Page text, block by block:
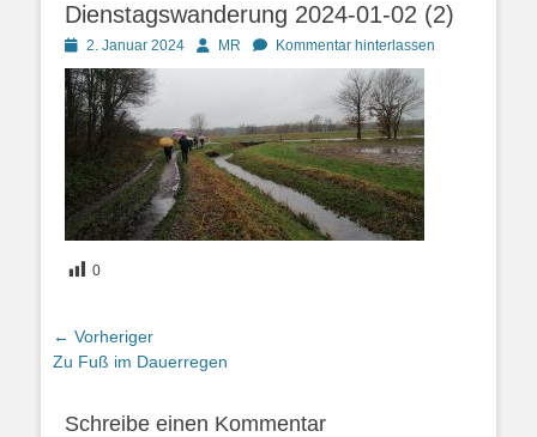
Dienstagswanderung 2024-01-02 (2)
Posted
on
2. Januar 2024 AutorMR Kommentar hinterlassen
0
Beitragsnavigation
← Vorheriger
Vorheriger
Zu Fuß im Dauerregen
Schreibe einen Kommentar